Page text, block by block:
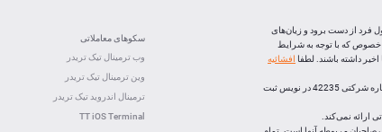
-2.86 %
-0.49 %
سکوهای معاملاتی
وب ترمینال تیک تریدر
وین ترمینال تیک تریدر
ترمینال اندروید تیک تریدر
TT iOS Terminal
فرد از دست برود و زیان‌های
خصوص که با توجه به شرایط
داشته باشند. لطفا افشائیه
، (شرکت بازارهای اف ایکس اپن) با رعايت تشريفات قانونی و ذیل شماره شرکتی 42235 در نویس ثبت
ارائه نمی‌کند.